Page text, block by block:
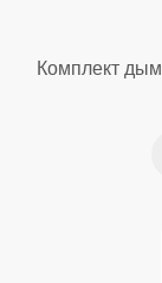
Комплект